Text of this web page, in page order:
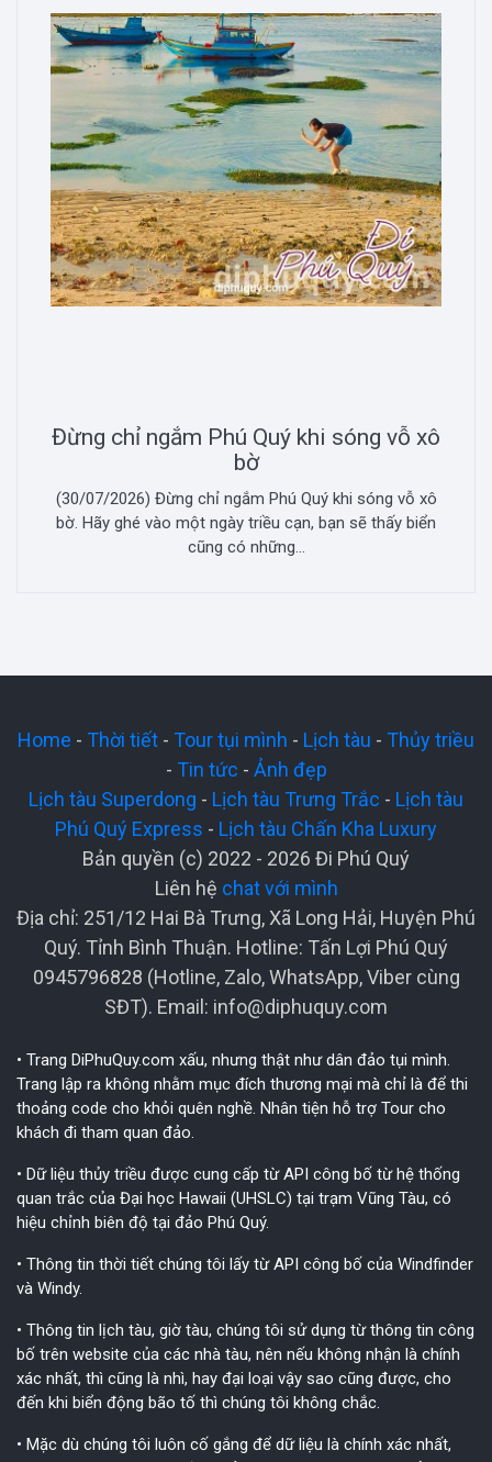
Đừng chỉ ngắm Phú Quý khi sóng vỗ xô
bờ
(30/07/2026) Đừng chỉ ngắm Phú Quý khi sóng vỗ xô
bờ. Hãy ghé vào một ngày triều cạn, bạn sẽ thấy biển
cũng có những...
Home - Thời tiết - Tour tụi mình - Lịch tàu - Thủy triều
- Tin tức - Ảnh đẹp
Lịch tàu Superdong - Lịch tàu Trưng Trắc - Lịch tàu
Phú Quý Express - Lịch tàu Chấn Kha Luxury
Bản quyền (c) 2022 - 2026 Đi Phú Quý
Liên hệ chat với mình
Địa chỉ: 251/12 Hai Bà Trưng, Xã Long Hải, Huyện Phú
Quý. Tỉnh Bình Thuận. Hotline: Tấn Lợi Phú Quý
0945796828 (Hotline, Zalo, WhatsApp, Viber cùng
SĐT). Email: info@diphuquy.com
• Trang DiPhuQuy.com xấu, nhưng thật như dân đảo tụi mình.
Trang lập ra không nhằm mục đích thương mại mà chỉ là để thi
thoảng code cho khỏi quên nghề. Nhân tiện hỗ trợ Tour cho
khách đi tham quan đảo.
• Dữ liệu thủy triều được cung cấp từ API công bố từ hệ thống
quan trắc của Đại học Hawaii (UHSLC) tại trạm Vũng Tàu, có
hiệu chỉnh biên độ tại đảo Phú Quý.
• Thông tin thời tiết chúng tôi lấy từ API công bố của Windfinder
và Windy.
• Thông tin lịch tàu, giờ tàu, chúng tôi sử dụng từ thông tin công
bố trên website của các nhà tàu, nên nếu không nhận là chính
xác nhất, thì cũng là nhì, hay đại loại vậy sao cũng được, cho
đến khi biển động bão tố thì chúng tôi không chắc.
• Mặc dù chúng tôi luôn cố gắng để dữ liệu là chính xác nhất,